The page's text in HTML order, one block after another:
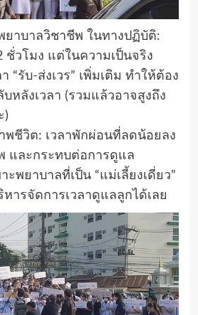
ยาบาลวิชาชีพ​ ในทางปฏิบัติ:
ชั่วโมง แต่ในความเป็นจริง
“รับ-ส่งเวร” เพิ่มเติม ทำให้ต้อง
หลังเวลา (รวมแล้วอาจสูงถึง
)
ชีวิต: เวลาพักผ่อนที่ลดน้อยลง
และกระทบต่อการดูแล
ะพยาบาลที่เป็น “แม่เลี้ยงเดี่ยว”
ารจัดการเวลาดูแลลูกได้เลย